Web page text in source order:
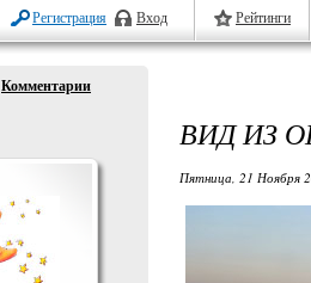
Регистрация Вход Рейтинги
Комментарии
ВИД ИЗ
Пятница, 21 Ноября